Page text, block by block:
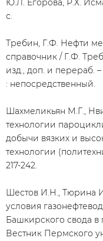
Ю.Л. Егорова, Р.Х.
с.
Требин, Г.Ф. Нефти
справочник / Г.Ф.
изд., доп. и перераб.
: непосредственный.
Шахмеликьян М.Г.,
технологии
добычи вязких и
технологии
217-242.
Шестов И.Н., Тюрина
условия
Башкирского свода в
Вестник Пермского